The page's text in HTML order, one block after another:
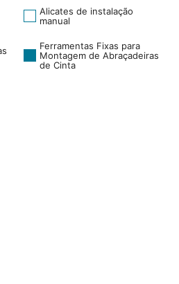
Alicates de instalação
manual
Ferramentas Fixas para
Montagem de Abraçadeiras
de Cinta